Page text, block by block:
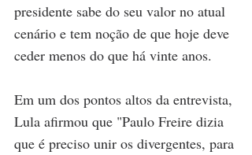
presidente sabe do seu valor no atual
cenário e tem noção de que hoje deve
ceder menos do que há vinte anos.
Em um dos pontos altos da entrevista,
Lula afirmou que "Paulo Freire dizia
que é preciso unir os divergentes, para